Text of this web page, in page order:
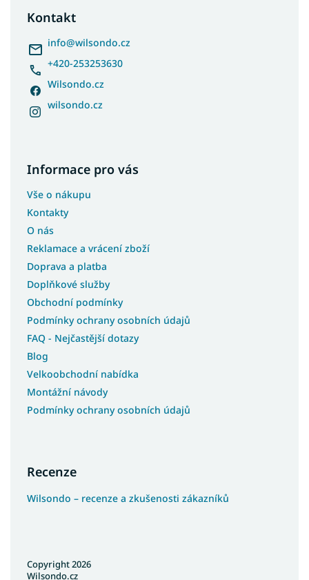
Kontakt
info@wilsondo.cz
+420-253253630
Wilsondo.cz
wilsondo.cz
Informace pro vás
Vše o nákupu
Kontakty
O nás
Reklamace a vrácení zboží
Doprava a platba
Doplňkové služby
Obchodní podmínky
Podmínky ochrany osobních údajů
FAQ - Nejčastější dotazy
Blog
Velkoobchodní nabídka
Montážní návody
Podmínky ochrany osobních údajů
Recenze
Wilsondo – recenze a zkušenosti zákazníků
Copyright 2026
Wilsondo.cz